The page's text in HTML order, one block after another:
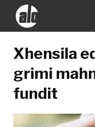
Xhensila
grimi
fundit